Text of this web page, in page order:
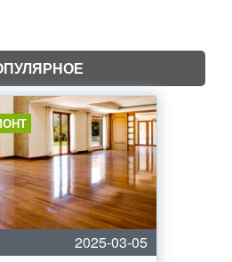
2025-03-05